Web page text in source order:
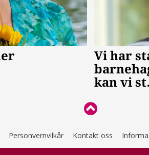
Personvernvilkår Kontakt oss